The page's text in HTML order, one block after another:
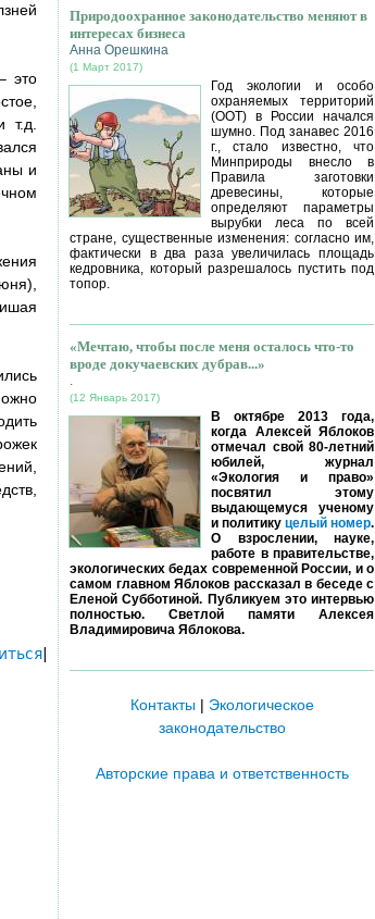
это
и
Природоохранное законодательство меняют в
интересах бизнеса
Анна Орешкина
(1 Март 2017)
Год экологии и особо
охраняемых территорий
(ООТ) в России начался
шумно. Под занавес 2016
г., стало известно, что
Минприроды внесло в
Правила заготовки
древесины, которые
определяют параметры
вырубки леса по всей
стране, существенные изменения: согласно им,
фактически в два раза увеличилась площадь
кедровника, который разрешалось пустить под
топор.
«Мечтаю, чтобы после меня осталось что-то
вроде докучаевских дубрав...»
.
(12 Январь 2017)
В октябре 2013 года,
когда Алексей Яблоков
отмечал свой 80-летний
юбилей, журнал
«Экология и право»
посвятил этому
выдающемуся ученому
и политику целый номер.
О взрослении, науке,
работе в правительстве,
экологических бедах современной России, и о
самом главном Яблоков рассказал в беседе с
Еленой Субботиной. Публикуем это интервью
полностью. Светлой памяти Алексея
Владимировича Яблокова.
Контакты| Экологическое
законодательство
Авторские права и ответственность